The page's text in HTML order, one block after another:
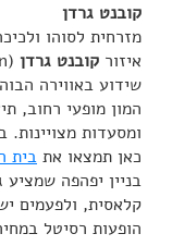
קובנט גרדן
מזרחית לסוהו
איזור קובנט גרדן
שידוע באווירה
המון מופעי רחוב,
ומסעדות
כאן תמצאו את בית
בניין יפהפה שמציע
קלאסית, ולפעמים
הופעות רסיטל